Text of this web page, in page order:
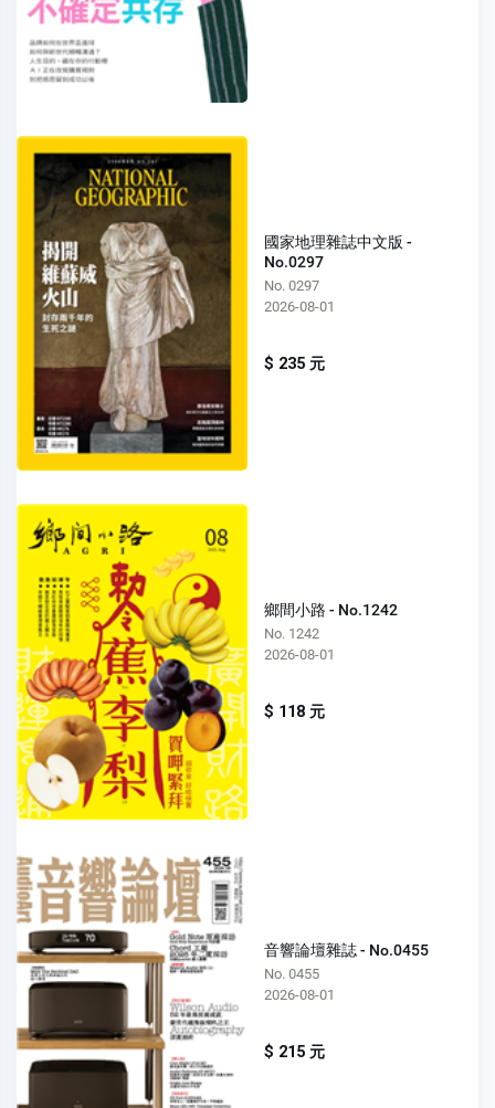
國家地理雜誌中文版 -
No.0297
No. 0297
2026-08-01
$ 235 元
鄉間小路 - No.1242
No. 1242
2026-08-01
$ 118 元
音響論壇雜誌 - No.0455
No. 0455
2026-08-01
$ 215 元